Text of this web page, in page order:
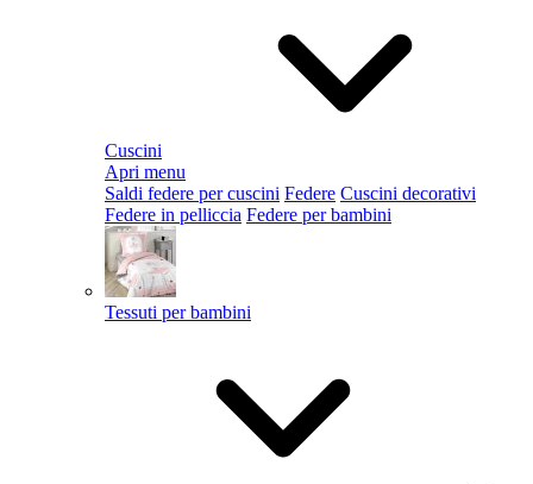
Cuscini
Apri menu
Saldi federe per cuscini Federe Cuscini decorativi
Federe in pelliccia Federe per bambini
Tessuti per bambini